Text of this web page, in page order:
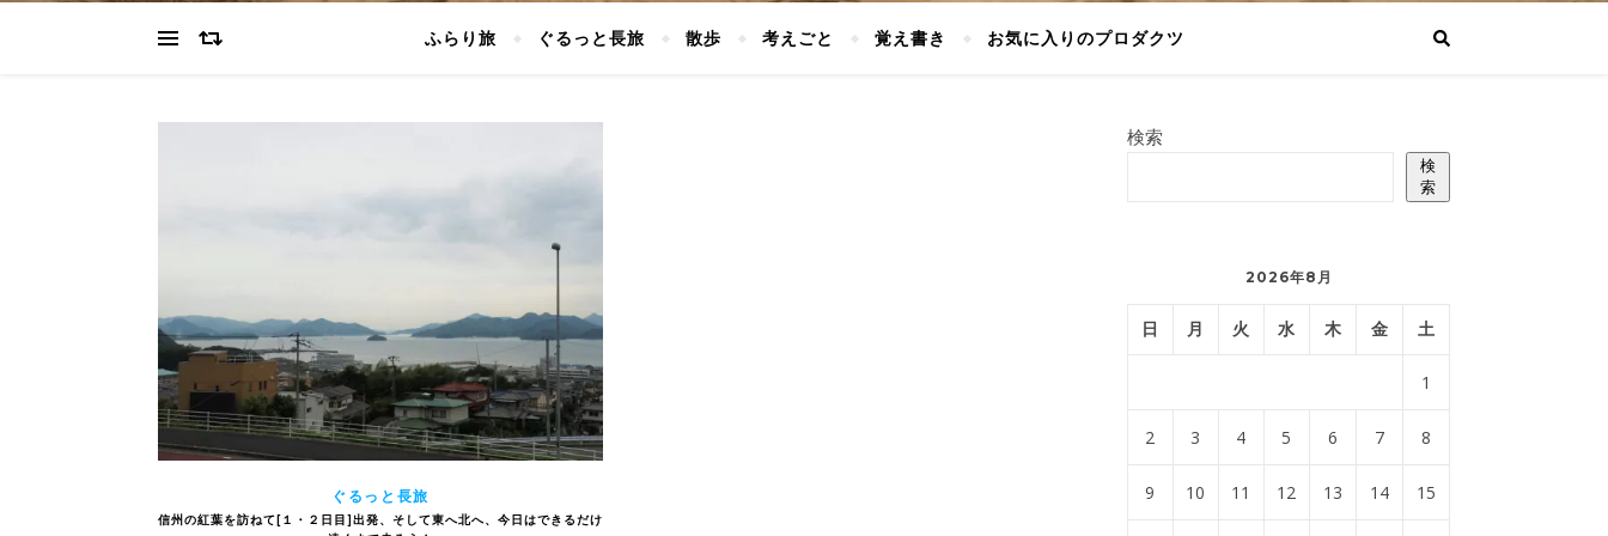
ふらり旅 ぐるっと長旅 散歩 考えごと 覚え書き お気に入りのプロダクツ
ぐるっと長旅
信州の紅葉を訪ねて[１・２日目]出発、そして東へ北へ、今日はできるだけ
検索
検
索
2026年8月
日 月 火 水 木 金 土
1
2 3 4 5 6 7 8
9 10 11 12 13 14 15